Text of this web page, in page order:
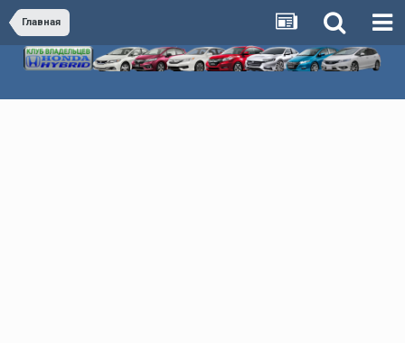
Главная